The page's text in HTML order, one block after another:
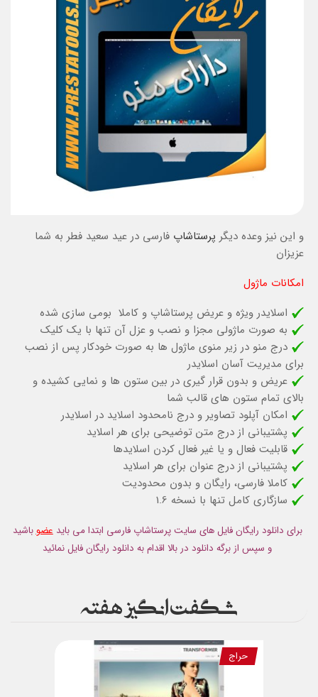
و این نیز وعده دیگر پرستاشاپ فارسی در عید سعید فطر به شما
عزیزان
امکانات ماژول
اسلایدر ویژه و عریض پرستاشاپ و کاملا بومی سازی شده
به صورت ماژولی مجزا و نصب و عزل آن تنها با یک کلیک
درج منو در زیر منوی ماژول ها به صورت خودکار پس از نصب
برای مدیریت آسان اسلایدر
عریض و بدون قرار گیری در بین ستون ها و نمایی کشیده و
بالای تمام ستون های قالب شما
امکان آپلود تصاویر و درج نامحدود اسلاید در اسلایدر
پشتیبانی از درج متن توضیحی برای هر اسلاید
قابلیت فعال و یا غیر فعال کردن اسلایدها
پشتیبانی از درج عنوان برای هر اسلاید
کاملا فارسی، رایگان و بدون محدودیت
سازگاری کامل تنها با نسخه 1.6
برای دانلود رایگان فایل های سایت پرستاشاپ فارسی ابتدا می بایدعضوباشید
و سپس از برگه دانلود در بالا اقدام به دانلود رایگان فایل نمائید
شگفت انگیز هفته
حراج